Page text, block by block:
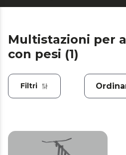
Multistazioni per
con pesi (1)
Filtri